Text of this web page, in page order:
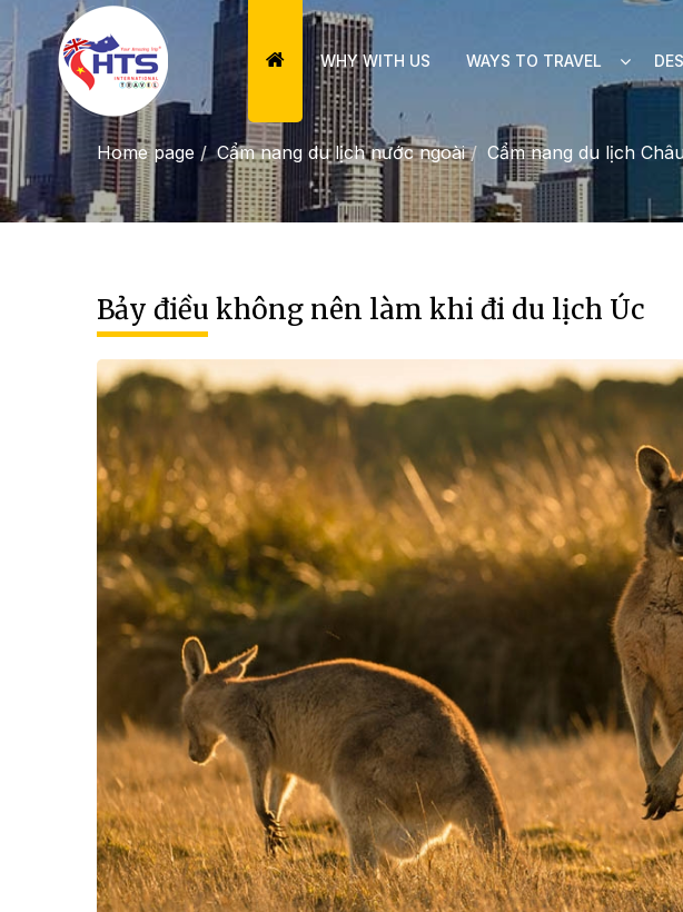
WHY WITH US WAYS TO TRAVEL
Home page Cẩm nang du lịch nước ngoài Cẩm nang du lịch
Bảy điều không nên làm khi đi du lịch Úc